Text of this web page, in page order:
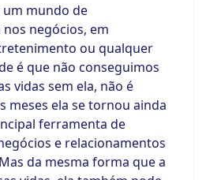
mundo de
negócios, em
ou qualquer
é que não conseguimos
vidas sem ela, não é
meses ela se tornou ainda
ferramenta de
e relacionamentos
da mesma forma que a